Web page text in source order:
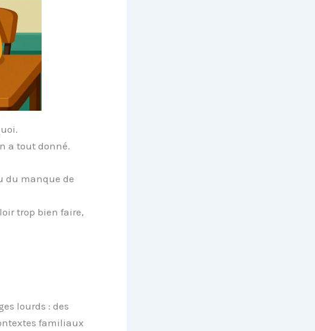
a tout donné.
du manque de
trop bien faire,
lourds : des
familiaux